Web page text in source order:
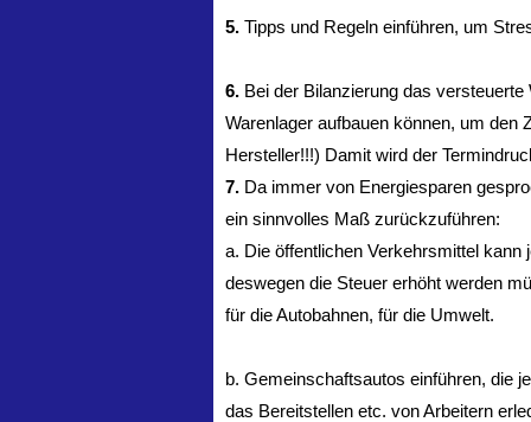
5. Tipps und Regeln einführen, um
6. Bei der Bilanzierung das
Warenlager aufbauen können, um
Hersteller!!!) Damit wird der
7. Da immer von Energiesparen
ein sinnvolles Maß zurückzuführen:
a. Die öffentlichen Verkehrsmittel
deswegen die Steuer erhöht werden
für die Autobahnen, für die Umwelt.
b. Gemeinschaftsautos einführen, die
das Bereitstellen etc. von Arbeitern